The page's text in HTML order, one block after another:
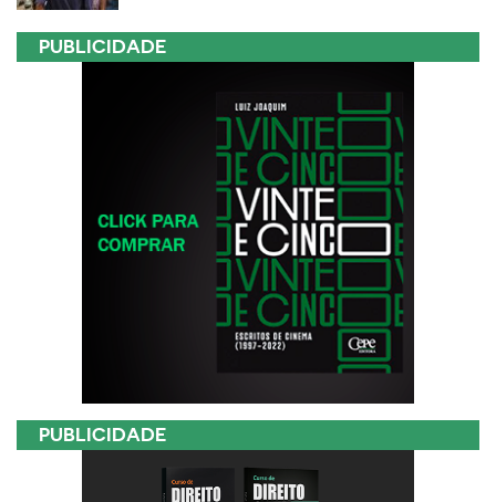
PUBLICIDADE
PUBLICIDADE